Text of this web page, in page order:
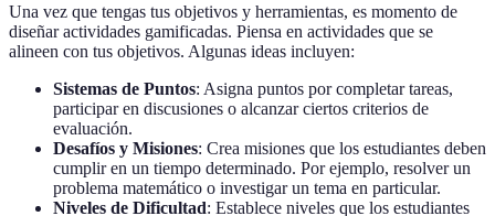
Una vez que tengas tus objetivos y herramientas, es momento de
diseñar actividades gamificadas. Piensa en actividades que se
alineen con tus objetivos. Algunas ideas incluyen:
Sistemas de Puntos: Asigna puntos por completar tareas,
participar en discusiones o alcanzar ciertos criterios de
evaluación.
Desafíos y Misiones: Crea misiones que los estudiantes deben
cumplir en un tiempo determinado. Por ejemplo, resolver un
problema matemático o investigar un tema en particular.
Niveles de Dificultad: Establece niveles que los estudiantes